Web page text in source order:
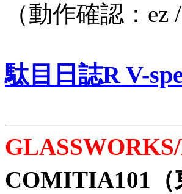
（動作確認：
駄目日誌R V-
COMITIA101（